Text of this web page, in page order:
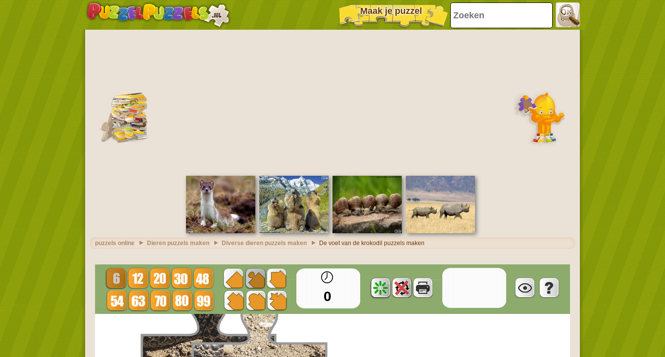
Maak je puzzel
puzzels online Dieren puzzels maken Diverse dieren puzzels maken De voet van de krokodil puzzels maken
0